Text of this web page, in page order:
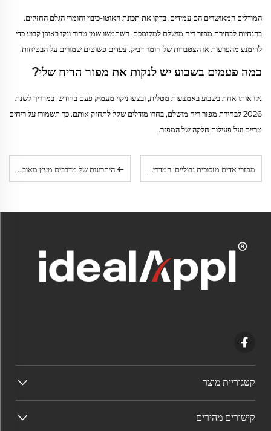
המודלים המאושרים הם עמידים. בדקו את תכונת האוטו-כיבוי וחומרי הגלם החזקים.
בהנחיות לבחירת מפזר ריח מושלם למקומכם, השתמשו שמן טהור ונקו באופן קבוע כדי
להימנע מהפרעות או הצטברות של חומר דביק. צעדים פשוטים שמורים על הבטיחות.
כמה פעמים בשבוע יש לנקות את מפזר הריח שלי?
נקו אותו אחת בשבוע באמצעות מטלית, ובצעו ניקוי מעמיק פעם בחודש. במדריך לשנת
2026 לבחירת מפזר ריח מושלם, בחרו מודלים שקל לתחזק אותם. כך תשמורו על ריחים
טריים ועל פעילות חלקה של המפזר.
היתרונות של מדבבים מעץ מאובטח: למה מכשירי ריח עציים זוכים לפופולריות עולמית מפזרי אדים מזכוכית נבוליים: המדריך המקיף לתרפיה באורומטיות טהורה ולא מופחתת בבית
קטגוריית מוצר
קישורים מהירים